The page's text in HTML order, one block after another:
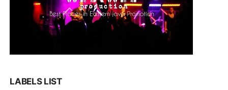
LABELS LIST